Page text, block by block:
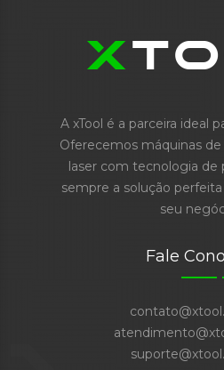
A xTool é a parceira ideal
Oferecemos máquinas
laser com tecnologia de
sempre a solução
seu
Fale